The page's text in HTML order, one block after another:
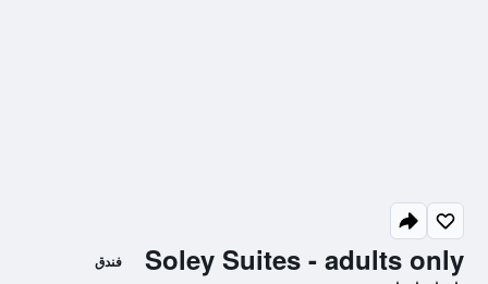
Soley Suites - adults only فندق